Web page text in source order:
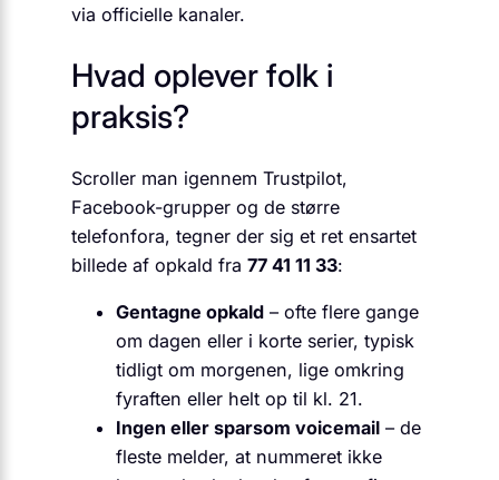
via officielle kanaler.
Hvad oplever folk i
praksis?
Scroller man igennem Trustpilot,
Facebook-grupper og de større
telefonfora, tegner der sig et ret ensartet
billede af opkald fra 77 41 11 33:
Gentagne opkald – ofte flere gange
om dagen eller i korte serier, typisk
tidligt om morgenen, lige omkring
fyraften eller helt op til kl. 21.
Ingen eller sparsom voicemail – de
fleste melder, at nummeret ikke